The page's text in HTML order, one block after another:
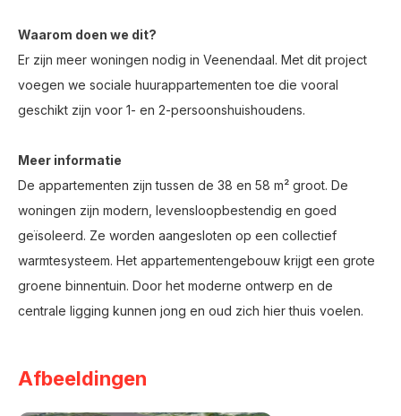
Waarom doen we dit?
Er zijn meer woningen nodig in Veenendaal. Met dit project
voegen we sociale huurappartementen toe die vooral
geschikt zijn voor 1- en 2-persoonshuishoudens.
Meer informatie
De appartementen zijn tussen de 38 en 58 m² groot. De
woningen zijn modern, levensloopbestendig en goed
geïsoleerd. Ze worden aangesloten op een collectief
warmtesysteem. Het appartementengebouw krijgt een grote
groene binnentuin. Door het moderne ontwerp en de
centrale ligging kunnen jong en oud zich hier thuis voelen.
Afbeeldingen